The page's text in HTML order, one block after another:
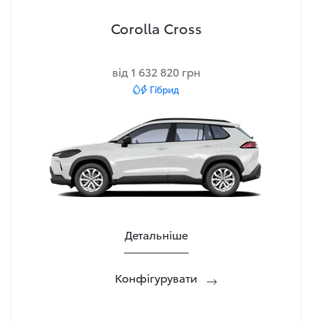
Corolla Cross
від 1 632 820 грн
Гібрид
Детальніше
Конфігурувати